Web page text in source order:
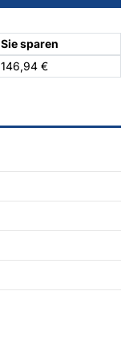
Sie sparen
146,94 €